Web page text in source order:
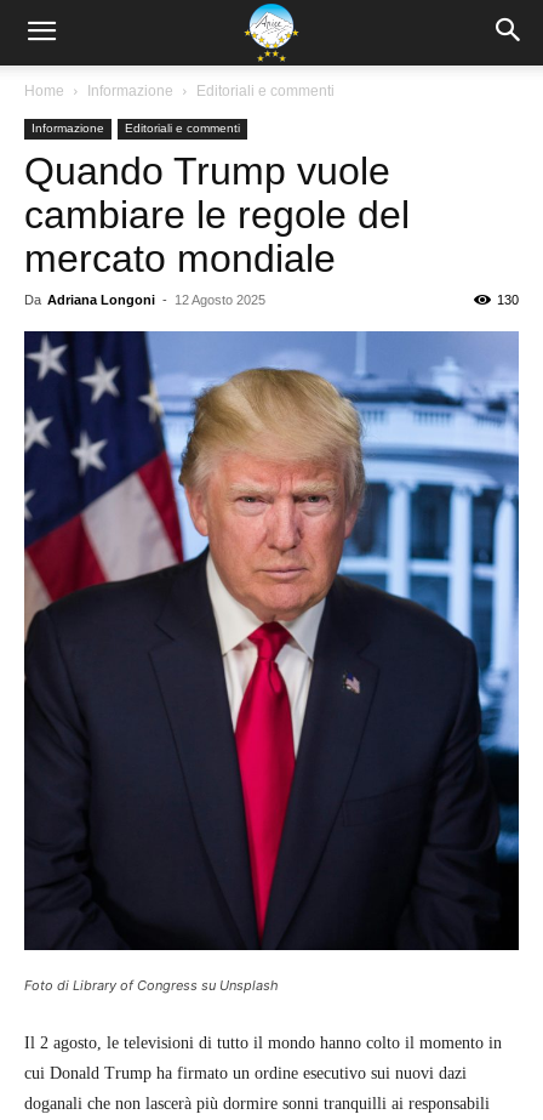
Home Informazione Editoriali e commenti
Informazione Editoriali e commenti
Quando Trump vuole
cambiare le regole del
mercato mondiale
Da Adriana Longoni - 12 Agosto 2025 130
Foto di Library of Congress su Unsplash
Il 2 agosto, le televisioni di tutto il mondo hanno colto il momento in
cui Donald Trump ha firmato un ordine esecutivo sui nuovi dazi
doganali che non lascerà più dormire sonni tranquilli ai responsabili